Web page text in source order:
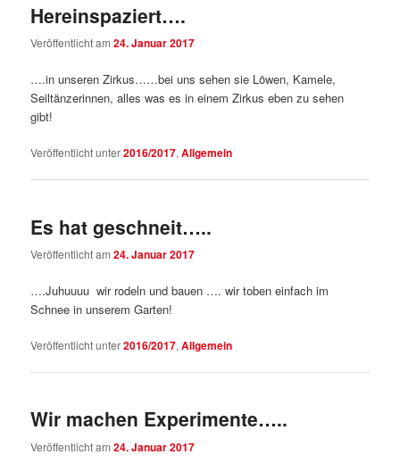
Hereinspaziert….
Veröffentlicht am24. Januar 2017
….in unseren Zirkus……bei uns sehen sie Löwen, Kamele,
Seiltänzerinnen, alles was es in einem Zirkus eben zu sehen
gibt!
Veröffentlicht unter2016/2017,Allgemein
Es hat geschneit…..
Veröffentlicht am24. Januar 2017
….Juhuuuu wir rodeln und bauen …. wir toben einfach im
Schnee in unserem Garten!
Veröffentlicht unter2016/2017,Allgemein
Wir machen Experimente…..
Veröffentlicht am24. Januar 2017